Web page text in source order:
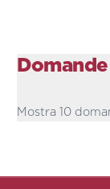
Mostra 10